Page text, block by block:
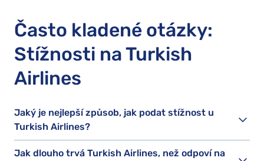
Často kladené otázky:
Stížnosti na Turkish
Airlines
Jaký je nejlepší způsob, jak podat stížnost u
Turkish Airlines?
Jak dlouho trvá Turkish Airlines, než odpoví na